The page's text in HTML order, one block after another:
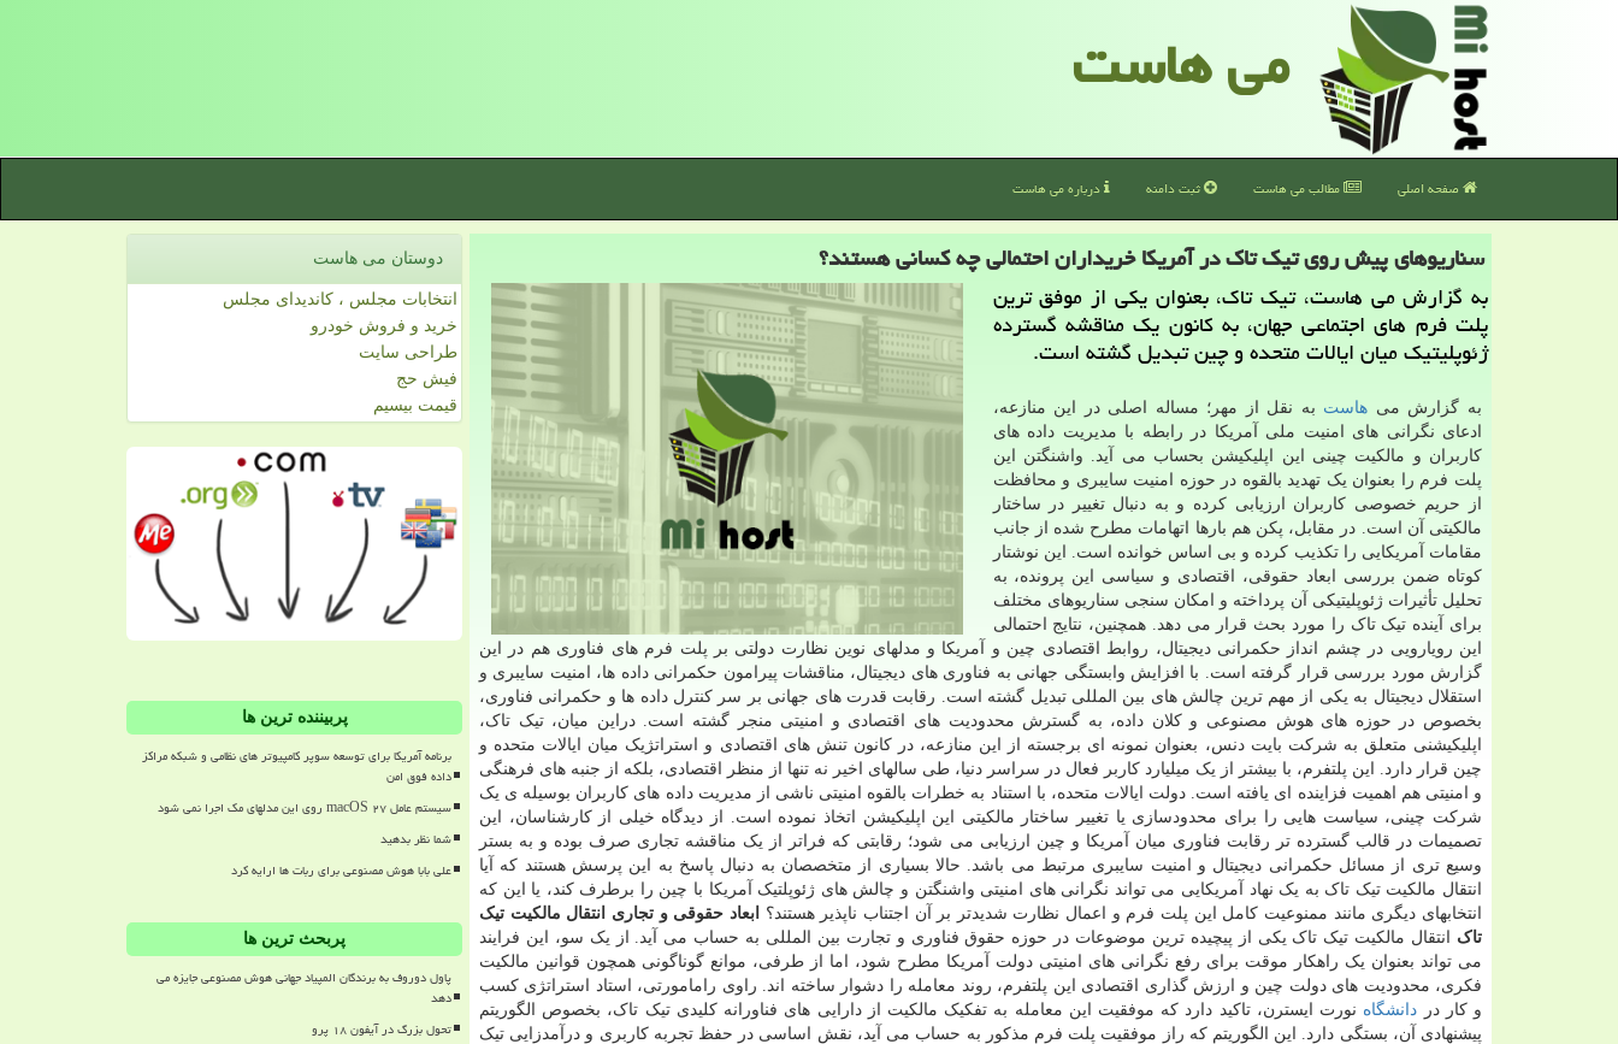
می هاست
صفحه اصلی مطالب می هاست ثبت دامنه درباره می هاست
سناریوهای پیش روی تیک تاک در آمریکا خریداران احتمالی چه کسانی هستند؟
به گزارش می هاست، تیک تاک، بعنوان یکی از موفق ترین
پلت فرم های اجتماعی جهان، به کانون یک مناقشه گسترده
ژئوپلیتیک میان ایالات متحده و چین تبدیل گشته است.
به گزارش می هاست به نقل از مهر؛ مساله اصلی در این منازعه،
ادعای نگرانی های امنیت ملی آمریکا در رابطه با مدیریت داده های
کاربران و مالکیت چینی این اپلیکیشن بحساب می آید. واشنگتن این
پلت فرم را بعنوان یک تهدید بالقوه در حوزه امنیت سایبری و محافظت
از حریم خصوصی کاربران ارزیابی کرده و به دنبال تغییر در ساختار
مالکیتی آن است. در مقابل، پکن هم بارها اتهامات مطرح شده از جانب
مقامات آمریکایی را تکذیب کرده و بی اساس خوانده است. این نوشتار
کوتاه ضمن بررسی ابعاد حقوقی، اقتصادی و سیاسی این پرونده، به
تحلیل تأثیرات ژئوپلیتیکی آن پرداخته و امکان سنجی سناریوهای مختلف
برای آینده تیک تاک را مورد بحث قرار می دهد. همچنین، نتایج احتمالی
این رویارویی در چشم انداز حکمرانی دیجیتال، روابط اقتصادی چین و آمریکا و مدلهای نوین نظارت دولتی بر پلت فرم های فناوری هم در این
گزارش مورد بررسی قرار گرفته است. با افزایش وابستگی جهانی به فناوری های دیجیتال، مناقشات پیرامون حکمرانی داده ها، امنیت سایبری و
استقلال دیجیتال به یکی از مهم ترین چالش های بین المللی تبدیل گشته است. رقابت قدرت های جهانی بر سر کنترل داده ها و حکمرانی فناوری،
بخصوص در حوزه های هوش مصنوعی و کلان داده، به گسترش محدودیت های اقتصادی و امنیتی منجر گشته است. دراین میان، تیک تاک،
اپلیکیشنی متعلق به شرکت بایت دنس، بعنوان نمونه ای برجسته از این منازعه، در کانون تنش های اقتصادی و استراتژیک میان ایالات متحده و
چین قرار دارد. این پلتفرم، با بیشتر از یک میلیارد کاربر فعال در سراسر دنیا، طی سالهای اخیر نه تنها از منظر اقتصادی، بلکه از جنبه های فرهنگی
و امنیتی هم اهمیت فزاینده ای یافته است. دولت ایالات متحده، با استناد به خطرات بالقوه امنیتی ناشی از مدیریت داده های کاربران بوسیله ی یک
شرکت چینی، سیاست هایی را برای محدودسازی یا تغییر ساختار مالکیتی این اپلیکیشن اتخاذ نموده است. از دیدگاه خیلی از کارشناسان، این
تصمیمات در قالب گسترده تر رقابت فناوری میان آمریکا و چین ارزیابی می شود؛ رقابتی که فراتر از یک مناقشه تجاری صرف بوده و به بستر
وسیع تری از مسائل حکمرانی دیجیتال و امنیت سایبری مرتبط می باشد. حالا بسیاری از متخصصان به دنبال پاسخ به این پرسش هستند که آیا
انتقال مالکیت تیک تاک به یک نهاد آمریکایی می تواند نگرانی های امنیتی واشنگتن و چالش های ژئوپلتیک آمریکا با چین را برطرف کند، یا این که
انتخابهای دیگری مانند ممنوعیت کامل این پلت فرم و اعمال نظارت شدیدتر بر آن اجتناب ناپذیر هستند؟
ابعاد حقوقی و تجاری انتقال مالکیت تیک
تاک انتقال مالکیت تیک تاک یکی از پیچیده ترین موضوعات در حوزه حقوق فناوری و تجارت بین المللی به حساب می آید. از یک سو، این فرایند
می تواند بعنوان یک راهکار موقت برای رفع نگرانی های امنیتی دولت آمریکا مطرح شود، اما از طرفی، موانع گوناگونی همچون قوانین مالکیت
فکری، محدودیت های دولت چین و ارزش گذاری اقتصادی این پلتفرم، روند معامله را دشوار ساخته اند. راوی رامامورتی، استاد استراتژی کسب
و کار در دانشگاه نورت ایسترن، تاکید دارد که موفقیت این معامله به تفکیک مالکیت از دارایی های فناورانه کلیدی تیک تاک، بخصوص الگوریتم
پیشنهادی آن، بستگی دارد. این الگوریتم که راز موفقیت پلت فرم مذکور به حساب می آید، نقش اساسی در حفظ تجربه کاربری و درآمدزایی تیک
دوستان می هاست
انتخابات مجلس ، کاندیدای مجلس
خرید و فروش خودرو
طراحی سایت
فیش حج
قیمت بیسیم
پربیننده ترین ها
برنامه آمریکا برای توسعه سوپر کامپیوتر های نظامی و شبکه مراکز
داده فوق امن
سیستم عامل macOS ۲۷ روی این مدلهای مک اجرا نمی شود
شما نظر بدهید
علی بابا هوش مصنوعی برای ربات ها ارایه کرد
پربحث ترین ها
پاول دوروف به برندگان المپیاد جهانی هوش مصنوعی جایزه می
دهد
تحول بزرگ در آیفون ۱۸ پرو